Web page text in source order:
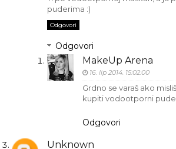
puderima :)
Odgovori
Odgovori
MakeUp Arena
16. lip 2014. 15:02:00
Grdno se varaš ako
kupiti vodootporni
Odgovori
Unknown